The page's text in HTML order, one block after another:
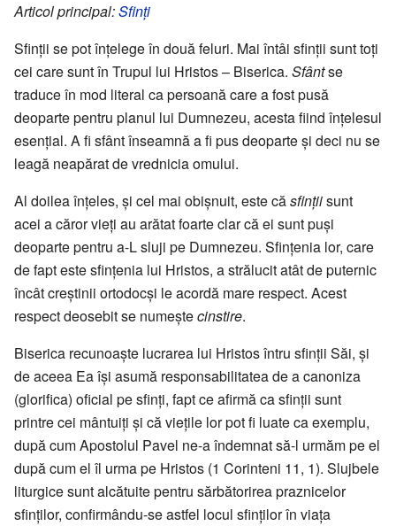
Articol principal:Sfinți
Sfinții se pot înțelege în două feluri. Mai întâi sfinții sunt toți
cei care sunt în Trupul lui Hristos – Biserica. Sfântse
traduce în mod literal ca persoană care a fost pusă
deoparte pentru planul lui Dumnezeu, acesta fiind înțelesul
esențial. A fi sfânt înseamnă a fi pus deoparte și deci nu se
leagă neapărat de vrednicia omului.
Al doilea înțeles, și cel mai obișnuit, este căsfințiisunt
acei a căror vieți au arătat foarte clar că ei sunt puși
deoparte pentru a-L sluji pe Dumnezeu. Sfințenia lor, care
de fapt este sfințenia lui Hristos, a strălucit atât de puternic
încât creștinii ortodocși le acordă mare respect. Acest
respect deosebit se numeștecinstire.
Biserica recunoaște lucrarea lui Hristos întru sfinții Săi, și
de aceea Ea își asumă responsabilitatea de a canoniza
(glorifica) oficial pe sfinți, fapt ce afirmă ca sfinții sunt
printre cei mântuiți și că viețile lor pot fi luate ca exemplu,
după cum Apostolul Pavel ne-a îndemnat să-l urmăm pe el
după cum el îl urma pe Hristos (1 Corinteni 11, 1). Slujbele
liturgice sunt alcătuite pentru sărbătorirea praznicelor
sfinților, confirmându-se astfel locul sfinților în viața